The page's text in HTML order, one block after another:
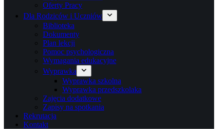
Oferty Pracy
Dla Rodziców i Uczniów
Biblioteka
Dokumenty
Plan lekcji
Pomoc psychologiczna
Wymagania edukacyjne
Wyprawka
Wyprawka szkolna
Wyprawka przedszkolaka
Zajęcia dodatkowe
Zapisy na spotkania
Rekrutacja
Kontakt